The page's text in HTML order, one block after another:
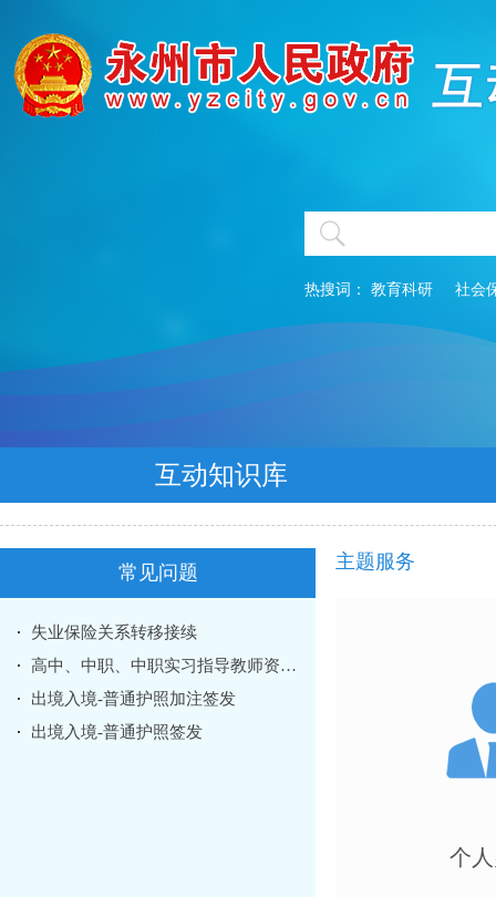
热搜词： 教育科研 社会
互动知识库
常见问题
失业保险关系转移接续
高中、中职、中职实习指导教师资格认定
出境入境-普通护照加注签发
出境入境-普通护照签发
主题服务
个